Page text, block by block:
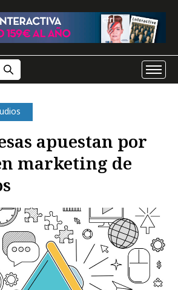
apuestan por
marketing de